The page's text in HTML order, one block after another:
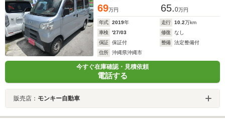
69万円 65.0万円
年式 2019年 走行 10.2万km
車検
'27/03 修復
なし
保証
保証付 整備
法定整備付
住所
沖縄県沖縄市
今すぐ在庫確認・見積依頼
電話する
販売店： モンキー自動車